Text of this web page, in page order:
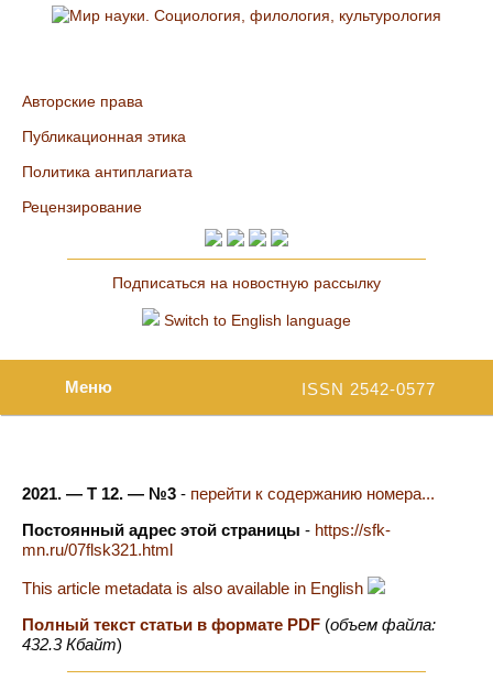
Авторские права
Публикационная этика
Политика антиплагиата
Рецензирование
Подписаться на новостную рассылку
Switch to English language
ISSN 2542-0577
Меню
2021. — Т 12. — №3 - перейти к содержанию номера...
Постоянный адрес этой страницы - https://sfk-
mn.ru/07flsk321.html
This article metadata is also available in English
Полный текст статьи в формате PDF (объем файла:
432.3 Кбайт)